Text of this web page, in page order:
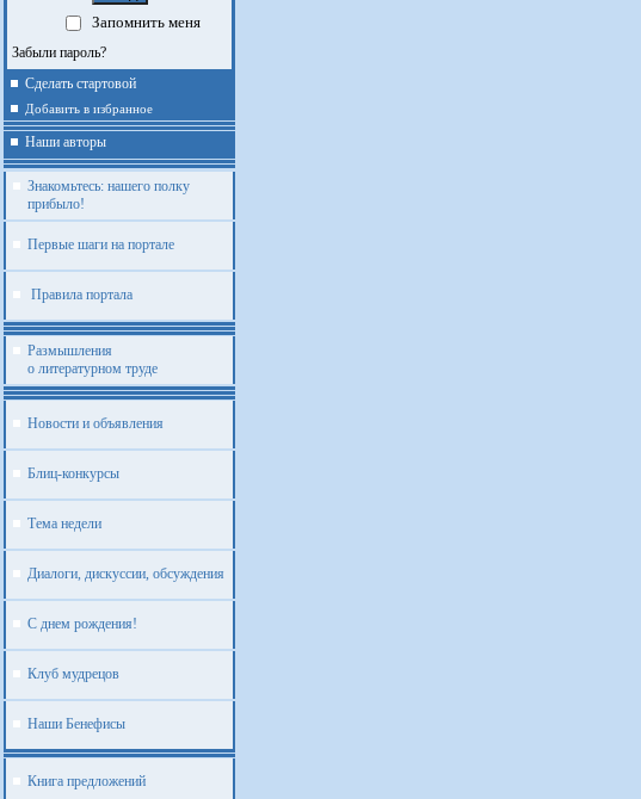
Запомнить меня
Забыли пароль?
Сделать стартовой
Добавить в избранное
Наши авторы
Знакомьтесь: нашего полку
прибыло!
Первые шаги на портале
Правила портала
Размышления
о литературном труде
Новости и объявления
Блиц-конкурсы
Тема недели
Диалоги, дискуссии, обсуждения
С днем рождения!
Клуб мудрецов
Наши Бенефисы
Книга предложений